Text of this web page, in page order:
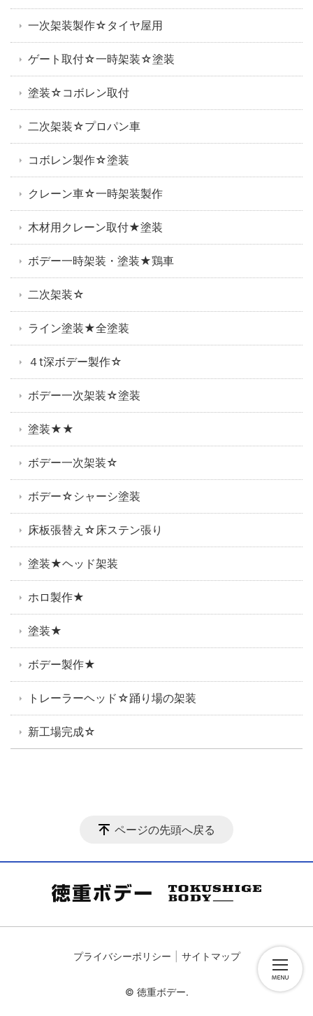
一次架装製作☆タイヤ屋用
ゲート取付☆一時架装☆塗装
塗装☆コボレン取付
二次架装☆プロパン車
コボレン製作☆塗装
クレーン車☆一時架装製作
木材用クレーン取付★塗装
ボデー一時架装・塗装★鶏車
二次架装☆
ライン塗装★全塗装
４t深ボデー製作☆
ボデー一次架装☆塗装
塗装★★
ボデー一次架装☆
ボデー☆シャーシ塗装
床板張替え☆床ステン張り
塗装★ヘッド架装
ホロ製作★
塗装★
ボデー製作★
トレーラーヘッド☆踊り場の架装
新工場完成☆
ページの先頭へ戻る
プライバシーポリシー サイトマップ
© 徳重ボデー.